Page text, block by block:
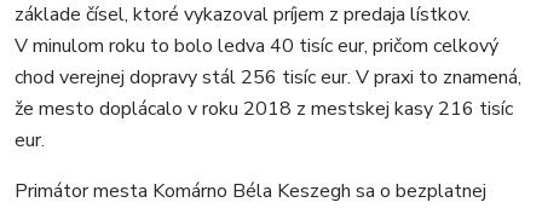
základe čísel, ktoré vykazoval príjem z predaja lístkov.
V minulom roku to bolo ledva 40 tisíc eur, pričom celkový
chod verejnej dopravy stál 256 tisíc eur. V praxi to znamená,
že mesto doplácalo v roku 2018 z mestskej kasy 216 tisíc
eur.
Primátor mesta Komárno Béla Keszegh sa o bezplatnej